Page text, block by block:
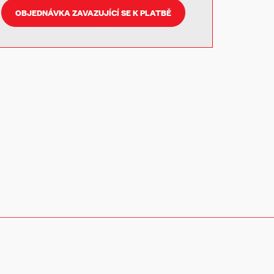
OBJEDNÁVKA ZAVAZUJÍCÍ SE K PLATBĚ